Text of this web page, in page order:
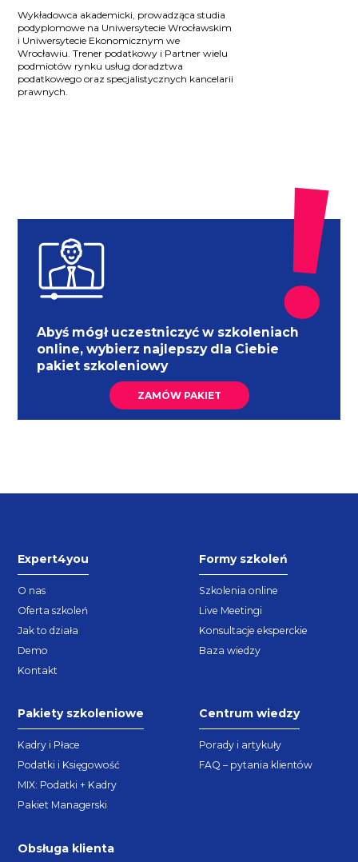
Wykładowca akademicki, prowadząca studia
podyplomowe na Uniwersytecie Wrocławskim
i Uniwersytecie Ekonomicznym we
Wrocławiu. Trener podatkowy i Partner wielu
podmiotów rynku usług doradztwa
podatkowego oraz specjalistycznych kancelarii
prawnych.
Abyś mógł uczestniczyć w szkoleniach
online, wybierz najlepszy dla Ciebie
pakiet szkoleniowy
ZAMÓW PAKIET
Expert4you
O nas
Oferta szkoleń
Jak to działa
Demo
Kontakt
Formy szkoleń
Szkolenia online
Live Meetingi
Konsultacje eksperckie
Baza wiedzy
Pakiety szkoleniowe
Kadry i Płace
Podatki i Księgowość
MIX: Podatki + Kadry
Pakiet Managerski
Centrum wiedzy
Porady i artykuły
FAQ – pytania klientów
Obsługa klienta